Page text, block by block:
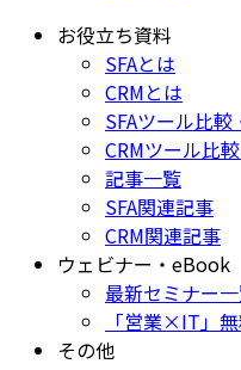
お役立ち資料
SFAとは
CRMとは
SFAツール比
CRMツール比
記事一覧
SFA関連記事
CRM関連記事
ウェビナー・eBook
最新セミナー
「営業×IT」
その他